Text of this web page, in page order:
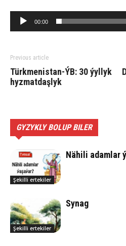
00:00
Previous article
Türk­me­nis­tan-ÝB: 30 ýyl­lyk
hyz­mat­daş­lyk
GYZYKLY BOLUP BILER
Şekilli ertekiler
Nähili adamlar
Şekilli ertekiler
Synag